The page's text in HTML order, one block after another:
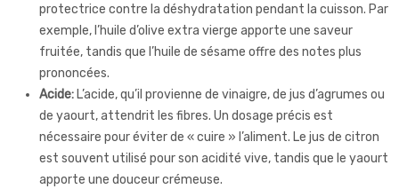
protectrice contre la déshydratation pendant la cuisson. Par
exemple, l’huile d’olive extra vierge apporte une saveur
fruitée, tandis que l’huile de sésame offre des notes plus
prononcées.
Acide: L’acide, qu’il provienne de vinaigre, de jus d’agrumes ou
de yaourt, attendrit les fibres. Un dosage précis est
nécessaire pour éviter de « cuire » l’aliment. Le jus de citron
est souvent utilisé pour son acidité vive, tandis que le yaourt
apporte une douceur crémeuse.